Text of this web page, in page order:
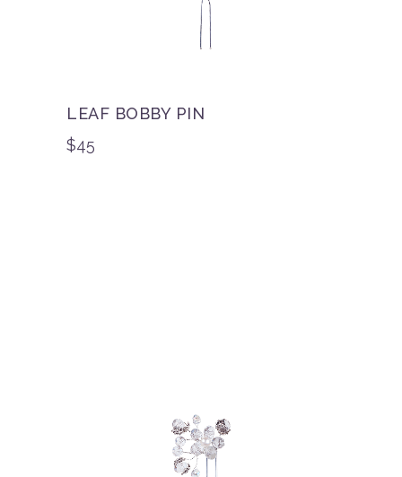
LEAF BOBBY PIN
$45